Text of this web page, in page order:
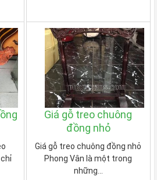
Giá gỗ treo chuông
đồng nhỏ
Giá gỗ treo chuông đồng nhỏ
Phong Vân là một trong
những…